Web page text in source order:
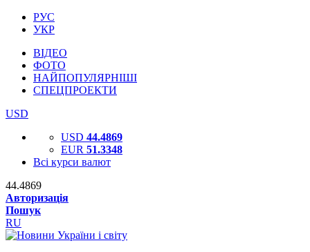
РУС
УКР
ВІДЕО
ФОТО
НАЙПОПУЛЯРНІШІ
СПЕЦПРОЕКТИ
USD
USD 44.4869
EUR 51.3348
Всі курси валют
44.4869
Авторизація
Пошук
RU